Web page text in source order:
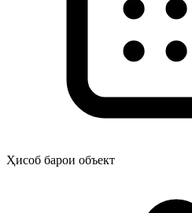
Ҳисоб барои объект